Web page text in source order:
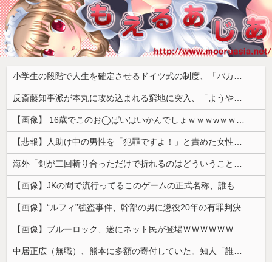
小学生の段階で人生を確定させるドイツ式の制度、「バカを振い落せるから合理的だ」と自惚れていた結果……
反斎藤知事派が本丸に攻め込まれる窮地に突入、「ようやく反撃のターンやね」と手際の良さに感心する人が続出中
【画像】 16歳でこのお◯ぱいはいかんでしょｗｗｗwｗｗｗｗｗｗｗｗ❤
【悲報】人助け中の男性を「犯罪ですよ！」と責めた女性、警察が来た瞬間逃げる
海外「剣が二回斬り合っただけで折れるのはどういうことなんだ」満点なのに二度と起動しない理由…
【画像】JKの間で流行ってるこのゲームの正式名称、誰も知らないｗｗｗｗ
【画像】“ルフィ”強盗事件、幹部の男に懲役20年の有罪判決確定！！！
【画像】ブルーロック、遂にネット民が登場ＷＷＷＷＷＷＷＷＷＷＷ
中居正広（無職）、熊本に多額の寄付していた。知人「誰にも知られなくてもいい、と公表してない」